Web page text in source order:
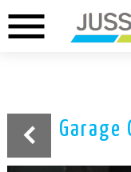
menu DREUX
Garage